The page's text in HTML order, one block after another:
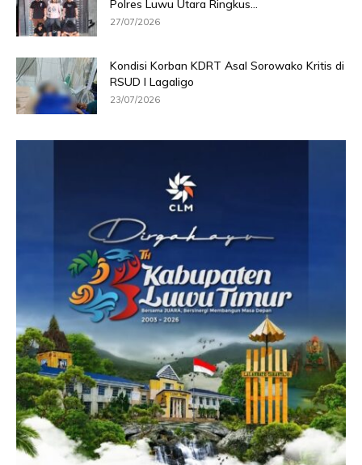
Polres Luwu Utara Ringkus...
27/07/2026
Kondisi Korban KDRT Asal Sorowako Kritis di
RSUD I Lagaligo
23/07/2026